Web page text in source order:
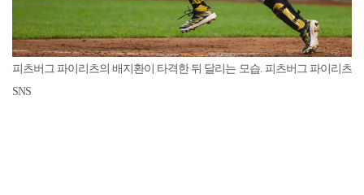
피츠버그 파이리츠의 배지환이 타격한 뒤 달리는 모습. 피츠버그 파이리츠
SNS